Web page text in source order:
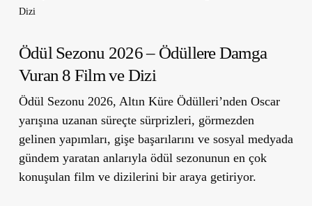
Dizi
Ödül Sezonu 2026 – Ödüllere Damga
Vuran 8 Film ve Dizi
Ödül Sezonu 2026, Altın Küre Ödülleri’nden Oscar
yarışına uzanan süreçte sürprizleri, görmezden
gelinen yapımları, gişe başarılarını ve sosyal medyada
gündem yaratan anlarıyla ödül sezonunun en çok
konuşulan film ve dizilerini bir araya getiriyor.